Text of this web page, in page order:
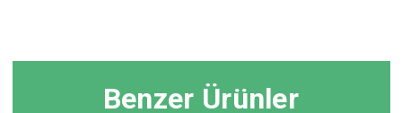
Benzer Ürünler